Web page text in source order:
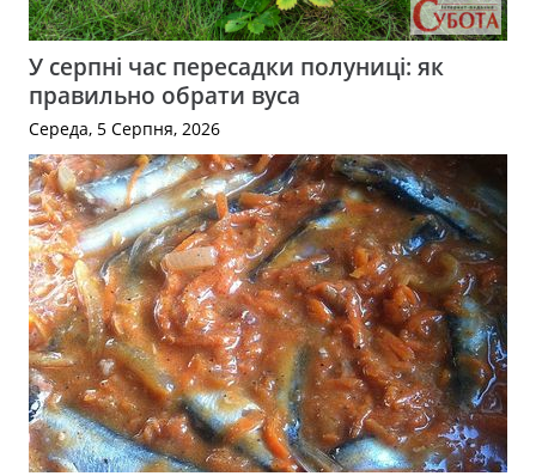
У серпні час пересадки полуниці: як
правильно обрати вуса
Середа, 5 Серпня, 2026